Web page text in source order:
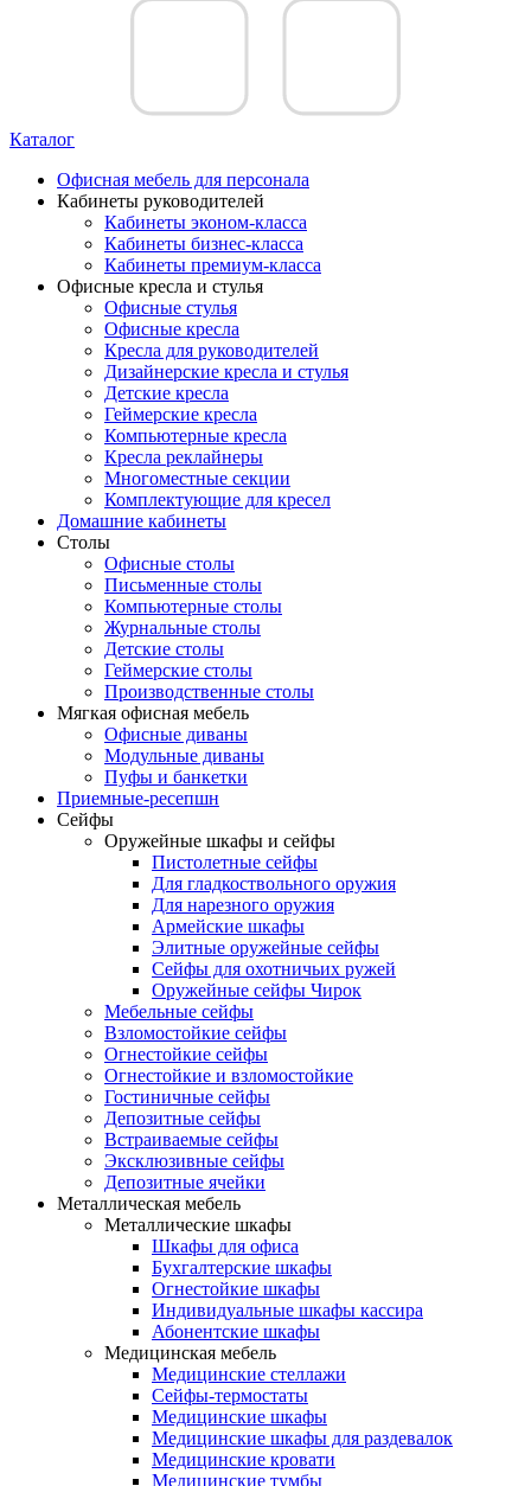
Каталог
Офисная мебель для персонала
Кабинеты руководителей
Кабинеты эконом-класса
Кабинеты бизнес-класса
Кабинеты премиум-класса
Офисные кресла и стулья
Офисные стулья
Офисные кресла
Кресла для руководителей
Дизайнерские кресла и стулья
Детские кресла
Геймерские кресла
Компьютерные кресла
Кресла реклайнеры
Многоместные секции
Комплектующие для кресел
Домашние кабинеты
Столы
Офисные столы
Письменные столы
Компьютерные столы
Журнальные столы
Детские столы
Геймерские столы
Производственные столы
Мягкая офисная мебель
Офисные диваны
Модульные диваны
Пуфы и банкетки
Приемные-ресепшн
Сейфы
Оружейные шкафы и сейфы
Пистолетные сейфы
Для гладкоствольного оружия
Для нарезного оружия
Армейские шкафы
Элитные оружейные сейфы
Сейфы для охотничьих ружей
Оружейные сейфы Чирок
Мебельные сейфы
Взломостойкие сейфы
Огнестойкие сейфы
Огнестойкие и взломостойкие
Гостиничные сейфы
Депозитные сейфы
Встраиваемые сейфы
Эксклюзивные сейфы
Депозитные ячейки
Металлическая мебель
Металлические шкафы
Шкафы для офиса
Бухгалтерские шкафы
Огнестойкие шкафы
Индивидуальные шкафы кассира
Абонентские шкафы
Медицинская мебель
Медицинские стеллажи
Сейфы-термостаты
Медицинские шкафы
Медицинские шкафы для раздевалок
Медицинские кровати
Медицинские тумбы